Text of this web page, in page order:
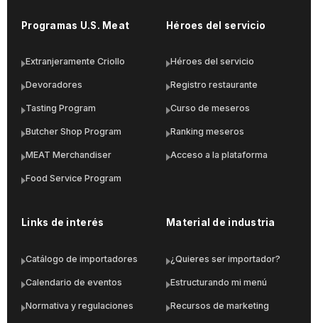
Programas U.S. Meat
Extranjeramente Criollo
Devoradores
Tasting Program
Butcher Shop Program
MEAT Merchandiser
Food Service Program
Héroes del servicio
Héroes del servicio
Registro restaurante
Curso de meseros
Ranking meseros
Acceso a la plataforma
Links de interés
Catálogo de importadores
Calendario de eventos
Normativa y regulaciones
Material de industria
¿Quieres ser importador?
Estructurando mi menú
Recursos de marketing